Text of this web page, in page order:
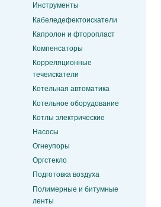
Инструменты
Кабеледефектоискатели
Капролон и фторопласт
Компенсаторы
Корреляционные
течеискатели
Котельная автоматика
Котельное оборудование
Котлы электрические
Насосы
Огнеупоры
Оргстекло
Подготовка воздуха
Полимерные и битумные
ленты